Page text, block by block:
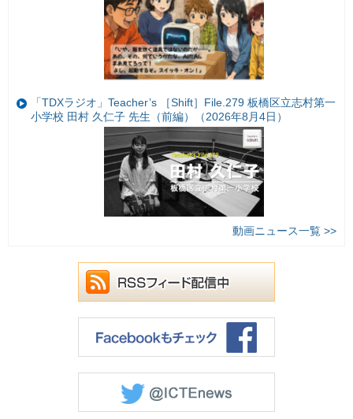
「TDXラジオ」Teacher’s ［Shift］File.279 板橋区立志村第一
小学校 田村 久仁子 先生（前編）（2026年8月4日）
動画ニュース一覧 >>